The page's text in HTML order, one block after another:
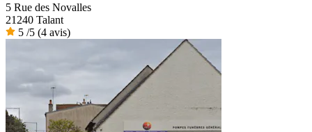
5 Rue des Novalles
21240 Talant
5 /5 (4 avis)